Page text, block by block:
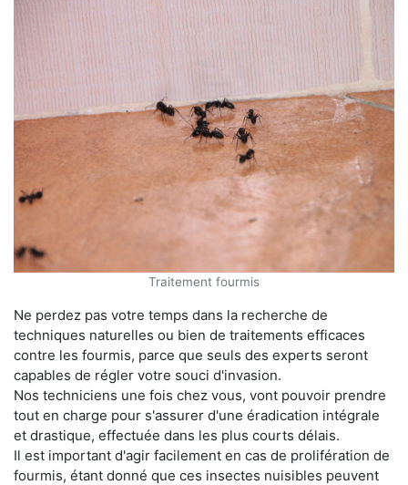
Traitement fourmis
Ne perdez pas votre temps dans la recherche de
techniques naturelles ou bien de traitements efficaces
contre les fourmis, parce que seuls des experts seront
capables de régler votre souci d'invasion.
Nos techniciens une fois chez vous, vont pouvoir prendre
tout en charge pour s'assurer d'une éradication intégrale
et drastique, effectuée dans les plus courts délais.
Il est important d'agir facilement en cas de prolifération de
fourmis, étant donné que ces insectes nuisibles peuvent